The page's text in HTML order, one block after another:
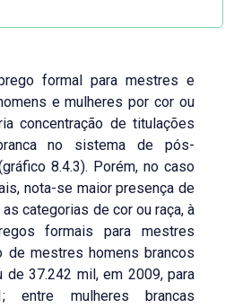
formal para mestres e
e mulheres por cor ou
concentração de titulações
no sistema de pós-
8.4.3). Porém, no caso
nota-se maior presença de
categorias de cor ou raça, à
formais para mestres
de mestres homens brancos
de 37.242 mil, em 2009, para
entre mulheres brancas